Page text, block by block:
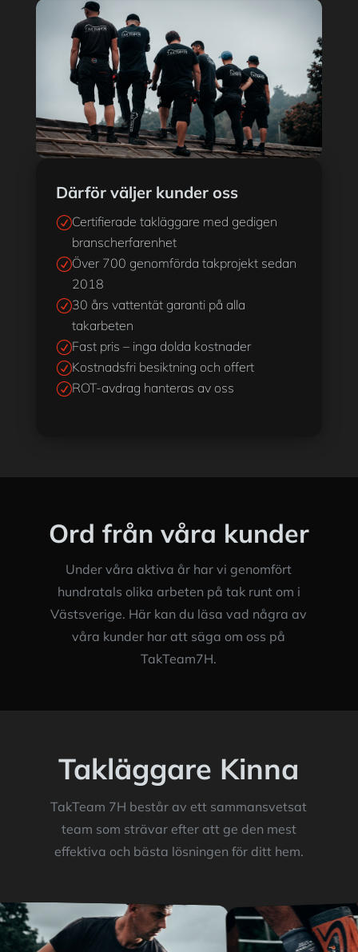
Därför väljer kunder oss
RCertifierade takläggare med gedigen
branscherfarenhet
RÖver 700 genomförda takprojekt sedan
2018
R30 års vattentät garanti på alla
takarbeten
RFast pris – inga dolda kostnader
RKostnadsfri besiktning och offert
RROT-avdrag hanteras av oss
Ord från våra kunder
Under våra aktiva år har vi genomfört
hundratals olika arbeten på tak runt om i
Västsverige. Här kan du läsa vad några av
våra kunder har att säga om oss på
TakTeam7H.
Takläggare Kinna
TakTeam 7H består av ett sammansvetsat
team som strävar efter att ge den mest
effektiva och bästa lösningen för ditt hem.